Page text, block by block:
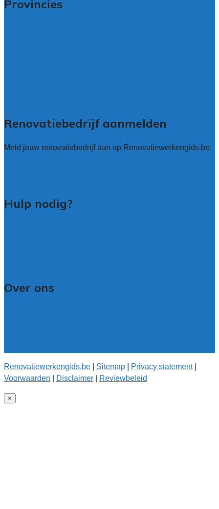
Provincies
Renovatiebedrijf aanmelden
Meld jouw renovatiebedrijf aan op Renovatiewerkengids.be.
Hulp nodig?
Over ons
Renovatiewerkengids.be Sitemap Privacy statement|
Voorwaarden
Disclaimer Reviewbeleid
×